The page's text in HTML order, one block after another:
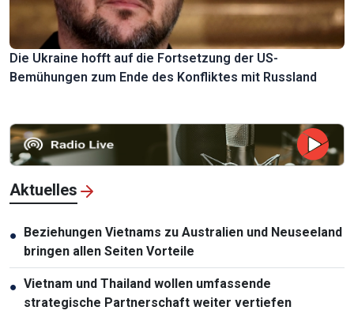
Die Ukraine hofft auf die Fortsetzung der US-
Bemühungen zum Ende des Konfliktes mit Russland
Aktuelles
● Beziehungen Vietnams zu Australien und Neuseeland
bringen allen Seiten Vorteile
● Vietnam und Thailand wollen umfassende
strategische Partnerschaft weiter vertiefen